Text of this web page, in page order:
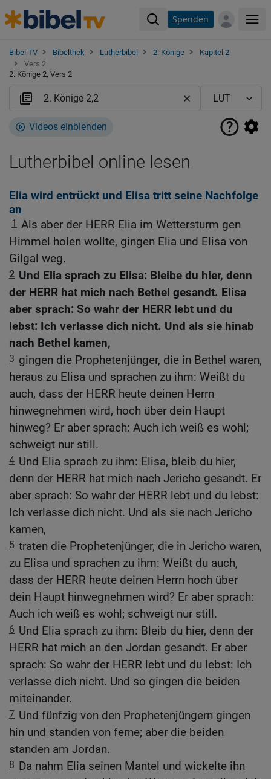
Spenden
Bibel TV Bibelthek Lutherbibel 2. Könige
Kapitel 2
Vers 2
2. Könige 2, Vers 2
Videos einblenden
Lutherbibel online lesen
Elia wird entrückt und Elisa tritt seine Nachfolge
an
1 Als aber der HERR Elia im Wettersturm gen
Himmel holen wollte, gingen Elia und Elisa von
Gilgal weg.
2 Und Elia sprach zu Elisa: Bleibe du hier, denn
der HERR hat mich nach Bethel gesandt. Elisa
aber sprach: So wahr der HERR lebt und du
lebst: Ich verlasse dich nicht. Und als sie hinab
nach Bethel kamen,
3 gingen die Prophetenjünger, die in Bethel waren,
heraus zu Elisa und sprachen zu ihm: Weißt du
auch, dass der HERR heute deinen Herrn
hinwegnehmen wird, hoch über dein Haupt
hinweg? Er aber sprach: Auch ich weiß es wohl;
schweigt nur still.
4 Und Elia sprach zu ihm: Elisa, bleib du hier,
denn der HERR hat mich nach Jericho gesandt. Er
aber sprach: So wahr der HERR lebt und du lebst:
Ich verlasse dich nicht. Und als sie nach Jericho
kamen,
5 traten die Prophetenjünger, die in Jericho waren,
zu Elisa und sprachen zu ihm: Weißt du auch,
dass der HERR heute deinen Herrn hoch über
dein Haupt hinwegnehmen wird? Er aber sprach:
Auch ich weiß es wohl; schweigt nur still.
6 Und Elia sprach zu ihm: Bleib du hier, denn der
HERR hat mich an den Jordan gesandt. Er aber
sprach: So wahr der HERR lebt und du lebst: Ich
verlasse dich nicht. Und so gingen die beiden
miteinander.
7 Und fünfzig von den Prophetenjüngern gingen
hin und standen von ferne; aber die beiden
standen am Jordan.
8 Da nahm Elia seinen Mantel und wickelte ihn